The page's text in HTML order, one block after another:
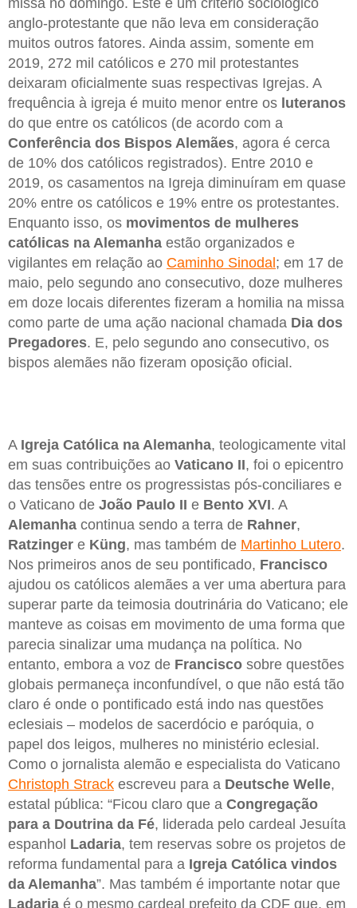
anglo-protestante que não leva em consideração
muitos outros fatores. Ainda assim, somente em
2019, 272 mil católicos e 270 mil protestantes
deixaram oficialmente suas respectivas Igrejas. A
frequência à igreja é muito menor entre os luteranos
do que entre os católicos (de acordo com a
Conferência dos Bispos Alemães, agora é cerca
de 10% dos católicos registrados). Entre 2010 e
2019, os casamentos na Igreja diminuíram em quase
20% entre os católicos e 19% entre os protestantes.
Enquanto isso, os movimentos de mulheres
católicas na Alemanha estão organizados e
vigilantes em relação ao Caminho Sinodal; em 17 de
maio, pelo segundo ano consecutivo, doze mulheres
em doze locais diferentes fizeram a homilia na missa
como parte de uma ação nacional chamada Dia dos
Pregadores. E, pelo segundo ano consecutivo, os
bispos alemães não fizeram oposição oficial.
A Igreja Católica na Alemanha, teologicamente vital
em suas contribuições ao Vaticano II, foi o epicentro
das tensões entre os progressistas pós-conciliares e
o Vaticano de João Paulo II e Bento XVI. A
Alemanha continua sendo a terra de Rahner,
Ratzinger e Küng, mas também de Martinho Lutero.
Nos primeiros anos de seu pontificado, Francisco
ajudou os católicos alemães a ver uma abertura para
superar parte da teimosia doutrinária do Vaticano; ele
manteve as coisas em movimento de uma forma que
parecia sinalizar uma mudança na política. No
entanto, embora a voz de Francisco sobre questões
globais permaneça inconfundível, o que não está tão
claro é onde o pontificado está indo nas questões
eclesiais – modelos de sacerdócio e paróquia, o
papel dos leigos, mulheres no ministério eclesial.
Como o jornalista alemão e especialista do Vaticano
Christoph Strack escreveu para a Deutsche Welle,
estatal pública: “Ficou claro que a Congregação
para a Doutrina da Fé, liderada pelo cardeal Jesuíta
espanhol Ladaria, tem reservas sobre os projetos de
reforma fundamental para a Igreja Católica vindos
da Alemanha”. Mas também é importante notar que
Ladaria é o mesmo cardeal prefeito da CDF que, em